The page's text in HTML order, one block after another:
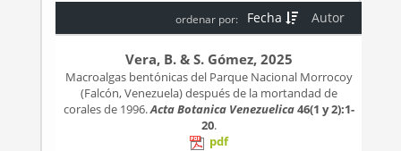
Autor
Fecha
ordenar por:
Vera, B. & S. Gómez, 2025
Macroalgas bentónicas del Parque Nacional Morrocoy
(Falcón, Venezuela) después de la mortandad de
corales de 1996.Acta Botanica Venezuelica46(1 y 2):1-
20.
pdf